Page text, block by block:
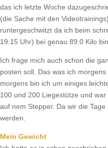
das ich letzte Woche
(die Sache mit den
runtergeschwitzt da ich beim
19.15 Uhr) bei genau 89.0 Kilo bin.
Ich frage mich auch schon die
posten soll. Das was ich
morgens bin ich um einiges
100 und 200 Liegestütze und
auf nem Stepper. Da wir die
werden.
Mein Gewicht